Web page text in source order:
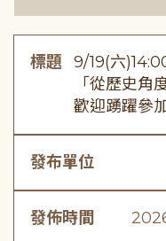
標題 9/19(六
「從歷史角
歡迎踴躍參加
發布單位
發佈時間